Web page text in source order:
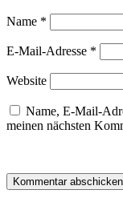
Name *
E-Mail-Adresse *
Website
Name, E-Mail-
meinen nächsten